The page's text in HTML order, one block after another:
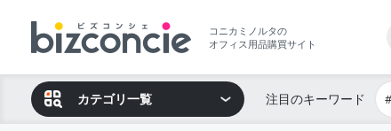
コニカミノルタの
オフィス用品購買サイト
カテゴリ一覧 注目のキーワード